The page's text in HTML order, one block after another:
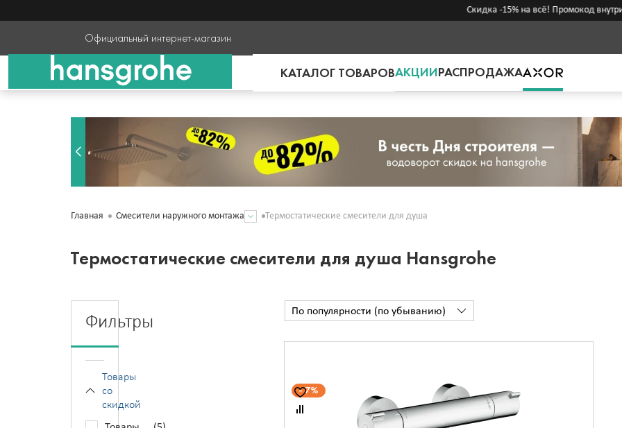
Скидка -15% на всё! Промокод внутри →
Официальный интернет-магазин
КАТАЛОГ ТОВАРОВАКЦИИРАСПРОДАЖА
Главная Смесители наружного монтажа Термостатические смесители для душа
Фильтры
Товары
со
скидкой
Термостатические смесители для душа Hansgrohe
По популярности (по убыванию)
7%